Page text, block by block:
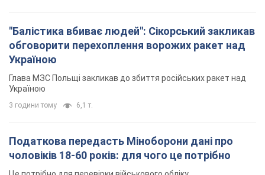
"Балістика вбиває людей": Сікорський закликав
обговорити перехоплення ворожих ракет над
Україною
Глава МЗС Польщі закликав до збиття російських ракет над
Україною
3 години тому 6,1 т.
Податкова передасть Міноборони дані про
чоловіків 18-60 років: для чого це потрібно